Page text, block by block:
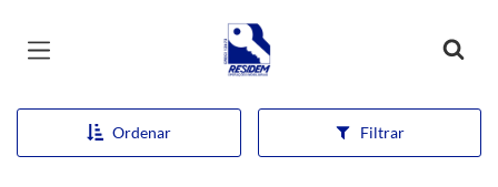
Página inicial
Ordenar Filtrar